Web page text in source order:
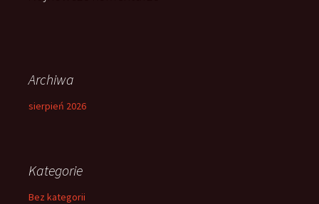
Archiwa
sierpień 2026
Kategorie
Bez kategorii